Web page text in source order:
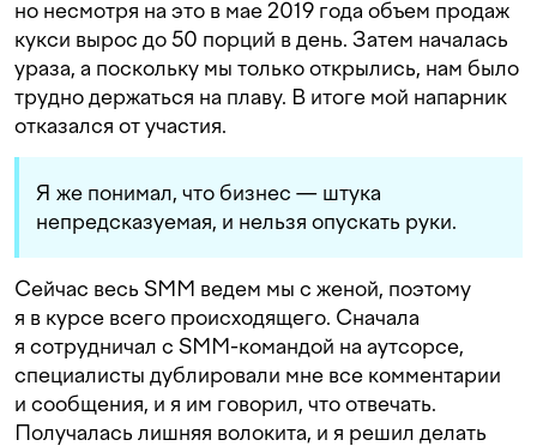
но несмотря на это в мае 2019 года объем продаж
кукси вырос до 50 порций в день. Затем началась
ураза, а поскольку мы только открылись, нам было
трудно держаться на плаву. В итоге мой напарник
отказался от участия.
Я же понимал, что бизнес — штука
непредсказуемая, и нельзя опускать руки.
Сейчас весь SMM ведем мы с женой, поэтому
я в курсе всего происходящего. Сначала
я сотрудничал с SMM-командой на аутсорсе,
специалисты дублировали мне все комментарии
и сообщения, и я им говорил, что отвечать.
Получалась лишняя волокита, и я решил делать